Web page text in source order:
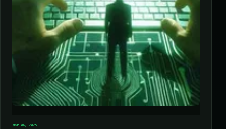
Mar 04, 2025